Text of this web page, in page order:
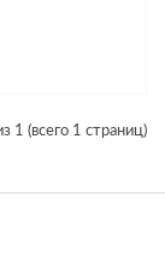
1 (всего 1 страниц)